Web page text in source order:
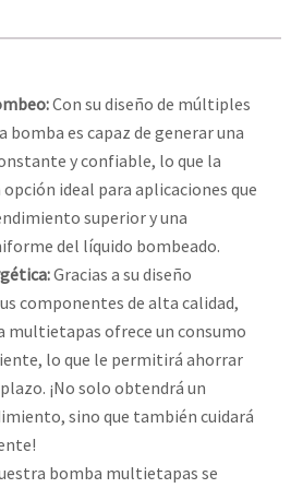
Con su diseño de múltiples
bomba es capaz de generar una
y confiable, lo que la
ideal para aplicaciones que
superior y una
del líquido bombeado.
Gracias a su diseño
componentes de alta calidad,
multietapas ofrece un consumo
lo que le permitirá ahorrar
¡No solo obtendrá un
sino que también cuidará
bomba multietapas se